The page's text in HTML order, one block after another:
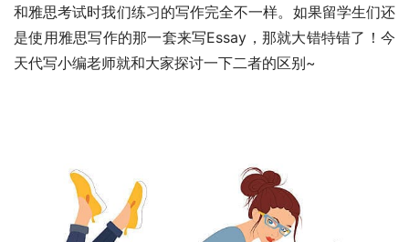
和雅思考试时我们练习的写作完全不一样。如果留学生们还
是使用雅思写作的那一套来写Essay，那就大错特错了！今
天代写小编老师就和大家探讨一下二者的区别~